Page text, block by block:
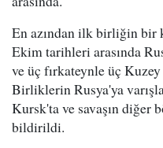
En azından ilk birliğin bir
Ekim tarihleri arasında
ve üç fırkateynle üç
Birliklerin Rusya'ya
Kursk'ta ve savaşın diğer
bildirildi.